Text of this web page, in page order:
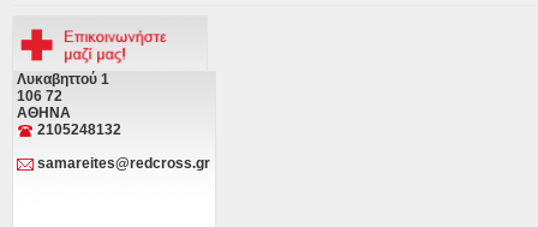
Λυκαβηττού 1
106 72
ΑΘΗΝΑ
2105248132
samareites@redcross.gr